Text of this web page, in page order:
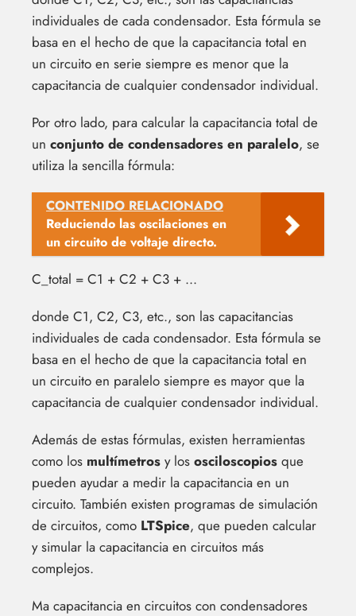
individuales de cada condensador. Esta fórmula se
basa en el hecho de que la capacitancia total en
un circuito en serie siempre es menor que la
capacitancia de cualquier condensador individual.
Por otro lado, para calcular la capacitancia total de
un conjunto de condensadores en paralelo, se
utiliza la sencilla fórmula:
CONTENIDO RELACIONADO
Reduciendo las oscilaciones en
un circuito de voltaje directo.
C_total = C1 + C2 + C3 + ...
donde C1, C2, C3, etc., son las capacitancias
individuales de cada condensador. Esta fórmula se
basa en el hecho de que la capacitancia total en
un circuito en paralelo siempre es mayor que la
capacitancia de cualquier condensador individual.
Además de estas fórmulas, existen herramientas
como los multímetros y los osciloscopios que
pueden ayudar a medir la capacitancia en un
circuito. También existen programas de simulación
de circuitos, como LTSpice, que pueden calcular
y simular la capacitancia en circuitos más
complejos.
Ma capacitancia en circuitos con condensadores